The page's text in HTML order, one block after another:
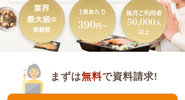
まずは無料で資料請求!